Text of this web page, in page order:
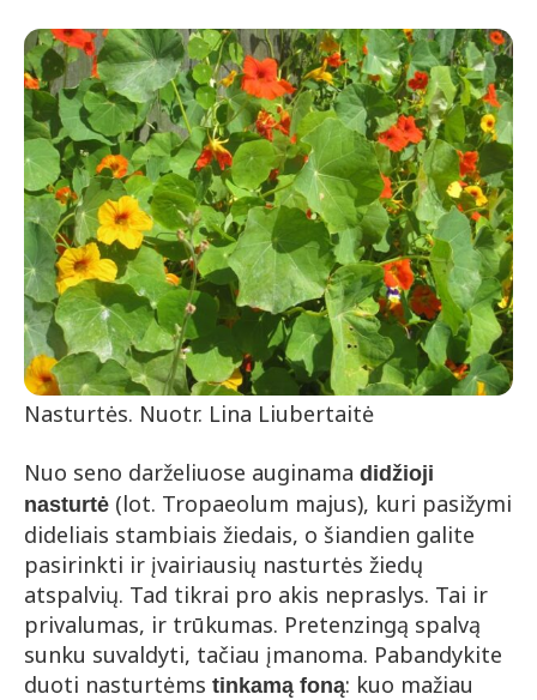
Nasturtės. Nuotr. Lina Liubertaitė
Nuo seno darželiuose auginama didžioji
nasturtė (lot. Tropaeolum majus), kuri pasižymi
dideliais stambiais žiedais, o šiandien galite
pasirinkti ir įvairiausių nasturtės žiedų
atspalvių. Tad tikrai pro akis nepraslys. Tai ir
privalumas, ir trūkumas. Pretenzingą spalvą
sunku suvaldyti, tačiau įmanoma. Pabandykite
duoti nasturtėms tinkamą foną: kuo mažiau